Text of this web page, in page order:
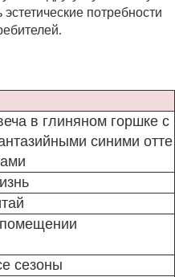
потребности
в глиняном горшке с
синими отте
сезоны